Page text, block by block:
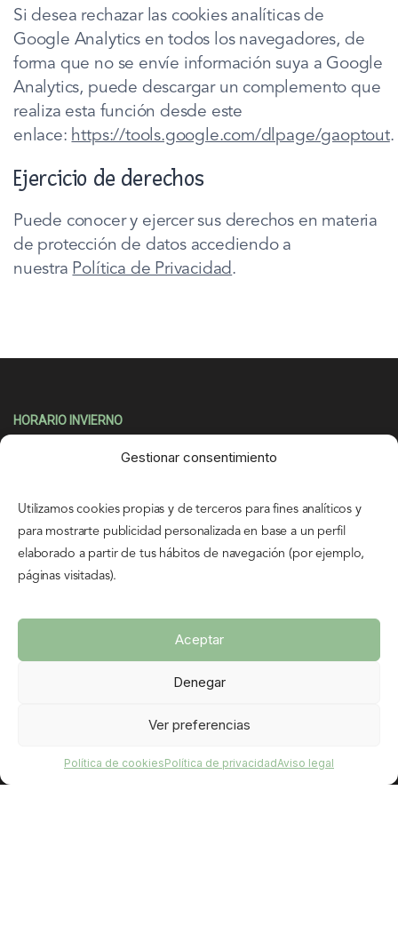
Gestionar consentimiento
Utilizamos cookies propias y de terceros para fines analíticos y
para mostrarte publicidad personalizada en base a un perfil
elaborado a partir de tus hábitos de navegación (por ejemplo,
páginas visitadas).
Aceptar
Denegar
Ver preferencias
Política de cookiesPolítica de privacidadAviso legal
Si desea rechazar las cookies analíticas de
Google Analytics en todos los navegadores, de
forma que no se envíe información suya a Google
Analytics, puede descargar un complemento que
realiza esta función desde este
enlace: https://tools.google.com/dlpage/gaoptout.
Ejercicio de derechos
Puede conocer y ejercer sus derechos en materia
de protección de datos accediendo a
nuestra Política de Privacidad.
HORARIO INVIERNO
De Lunes a Domingo y festivos
16:00 – 19:00
INFORMACIÓN
Política de privacidad